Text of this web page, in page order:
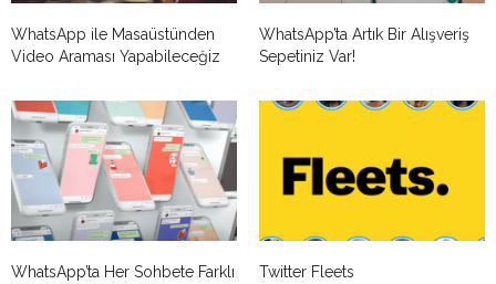
WhatsApp ile Masaüstünden
Video Araması Yapabileceğiz
WhatsApp’ta Artık Bir Alışveriş
Sepetiniz Var!
WhatsApp’ta Her Sohbete Farklı
Twitter Fleets